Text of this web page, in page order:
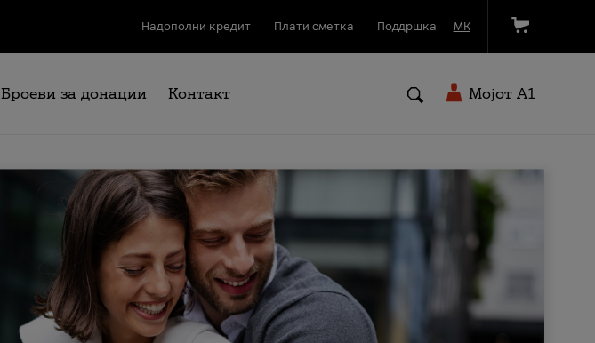
Надополни кредит Плати сметка Поддршка МК
Броеви за донации Контакт Мојот A1